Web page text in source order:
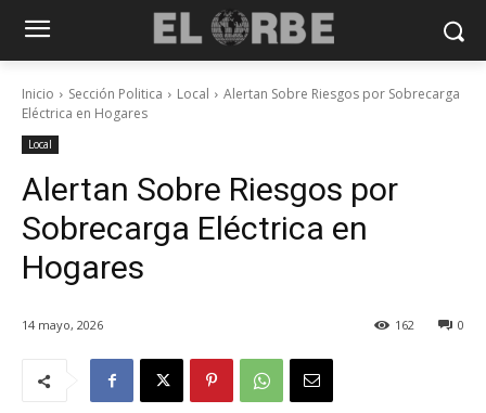
Inicio Sección Politica Local
Alertan Sobre Riesgos por Sobrecarga
Eléctrica en Hogares
Local
Alertan Sobre Riesgos por
Sobrecarga Eléctrica en
Hogares
14 mayo, 2026 0
162